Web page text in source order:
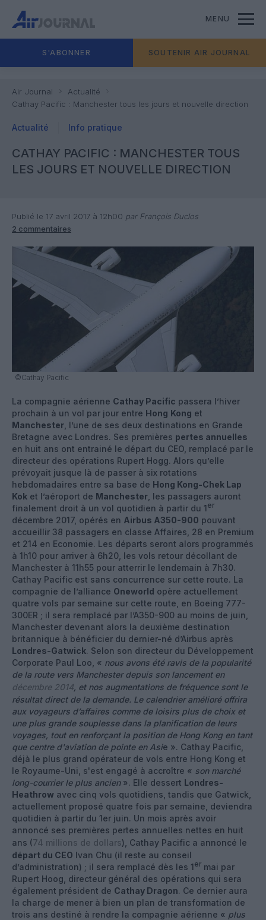
MENU
S'ABONNER SOUTENIR AIR JOURNAL
Air Journal
Actualité
Cathay Pacific : Manchester tous les jours et nouvelle direction
Actualité Info pratique
CATHAY PACIFIC : MANCHESTER TOUS
LES JOURS ET NOUVELLE DIRECTION
Publié le 17 avril 2017 à 12h00 par François Duclos
2 commentaires
©Cathay Pacific
La compagnie aérienne Cathay Pacific passera l’hiver
prochain à un vol par jour entre Hong Kong et
Manchester , l’une de ses deux destinations en Grande
Bretagne avec Londres. Ses premières pertes annuelles
en huit ans ont entrainé le départ du CEO, remplacé par le
directeur des opérations Rupert Hogg. Alors qu’elle
prévoyait jusque là de passer à six rotations
hebdomadaires entre sa base de Hong Kong-Chek Lap
Kok et l’aéroport de Manchester , les passagers auront
finalement droit à un vol quotidien à partir du 1er
décembre 2017, opérés en Airbus A350-900 pouvant
accueillir 38 passagers en classe Affaires, 28 en Premium
et 214 en Economie. Les départs seront alors programmés
à 1h10 pour arriver à 6h20, les vols retour décollant de
Manchester à 11h55 pour atterrir le lendemain à 7h30.
Cathay Pacific est sans concurrence sur cette route. La
compagnie de l’alliance Oneworld opère actuellement
quatre vols par semaine sur cette route, en Boeing 777-
300ER ; il sera remplacé par l’A350-900 au moins de juin,
Manchester devenant alors la deuxième destination
britannique à bénéficier du dernier-né d’Airbus après
Londres-Gatwick. Selon son directeur du Développement
Corporate Paul Loo, « nous avons été ravis de la popularité
de la route vers Manchester depuis son lancement en
décembre 2014, et nos augmentations de fréquence sont le
résultat direct de la demande. Le calendrier amélioré offrira
aux voyageurs d’affaires comme de loisirs plus de choix et
une plus grande souplesse dans la planification de leurs
voyages, tout en renforçant la position de Hong Kong en tant
que centre d'aviation de pointe en Asie ». Cathay Pacific,
déjà le plus grand opérateur de vols entre Hong Kong et
le Royaume-Uni, s'est engagé à accroître « son marché
long-courrier le plus ancien». Elle dessert Londres-
Heathrow avec cinq vols quotidiens, tandis que Gatwick,
actuellement proposé quatre fois par semaine, deviendra
quotidien à partir du 1er juin. Un mois après avoir
annoncé ses premières pertes annuelles nettes en huit
ans (74 millions de dollars), Cathay Pacific a annoncé le
départ du CEO Ivan Chu (il reste au conseil
d’administration) ; il sera remplacé dès les 1er mai par
Rupert Hoog, directeur général des opérations qui sera
également président de Cathay Dragon. Ce dernier aura
la charge de mener à bien un plan de transformation de
trois ans destiné à rendre la compagnie aérienne « plus